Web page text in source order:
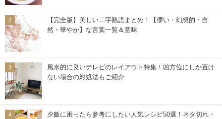
【完全版】美しい二字熟語まとめ！【儚い・幻想的・自
然・華やか】な言葉一覧＆意味
風水的に良いテレビのレイアウト特集！凶方位にしか置け
ない場合の対処法もご紹介
夕飯に困ったら参考にしたい人気レシピ50選！ネタ切れ・